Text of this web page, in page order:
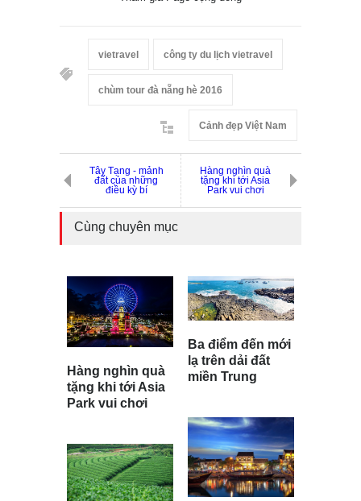
vietravel công ty du lịch vietravel
chùm tour đà nẵng hè 2016
Cảnh đẹp Việt Nam
Tây Tạng - mảnh
đất của những
điều kỳ bí
Hàng nghìn quà
tặng khi tới Asia
Park vui chơi
Cùng chuyên mục
Hàng nghìn quà
tặng khi tới Asia
Park vui chơi
Ba điểm đến mới
lạ trên dải đất
miền Trung